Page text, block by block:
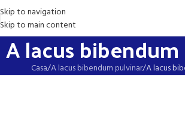
Skip to navigation
Skip to main content
A lacus
Casa A lacus bibendum pulvinar A lacus